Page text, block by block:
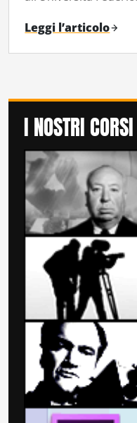
Leggi l’articolo
I NOSTRI CORSI